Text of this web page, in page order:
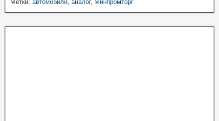
Метки: автомобили, аналог, Минпромторг